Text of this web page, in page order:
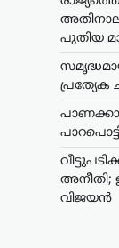
പുതിയ
പ്രത്യേക
അനീതി;
വിജയൻ